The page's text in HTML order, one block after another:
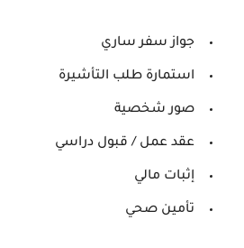
جواز سفر ساري
استمارة طلب التأشيرة
صور شخصية
عقد عمل / قبول دراسي
إثبات مالي
تأمين صحي